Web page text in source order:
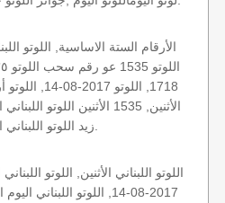
الأرقام الستة الاساسية, اللوتو
اللوتو اللبناني الأثنين, اللوتو
2017-08-14, اللوتو